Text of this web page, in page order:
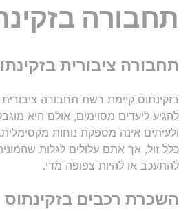
תחבורה
תחבורה ציבורית
בזקינתוס קיימת רשת תחבורה
להגיע ליעדים מסוימים, אולם היא
ולעיתים אינה מספקת נוחות
כלל זול, אך אתם עלולים לגלות
להתעכב או להיות צפופה מדי.
השכרת רכבים בזקינתוס